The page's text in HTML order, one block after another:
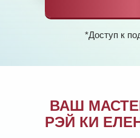
*Доступ к
ВАШ
РЭЙ КИ